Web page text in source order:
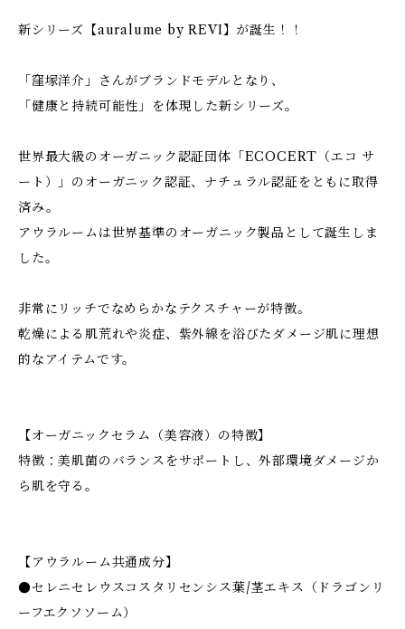
新シリーズ【auralume by REVI】が誕生！！
「窪塚洋介」さんがブランドモデルとなり、
「健康と持続可能性」を体現した新シリーズ。
世界最大級のオーガニック認証団体「ECOCERT（エコ サ
ート）」のオーガニック認証、ナチュラル認証をともに取得
済み。
アウラルームは世界基準のオーガニック製品として誕生しま
した。
非常にリッチでなめらかなテクスチャーが特徴。
乾燥による肌荒れや炎症、紫外線を浴びたダメージ肌に理想
的なアイテムです。
【オーガニックセラム（美容液）の特徴】
特徴：美肌菌のバランスをサポートし、外部環境ダメージか
ら肌を守る。
【アウラルーム共通成分】
●セレニセレウスコスタリセンシス葉/茎エキス（ドラゴンリ
ーフエクソソーム）